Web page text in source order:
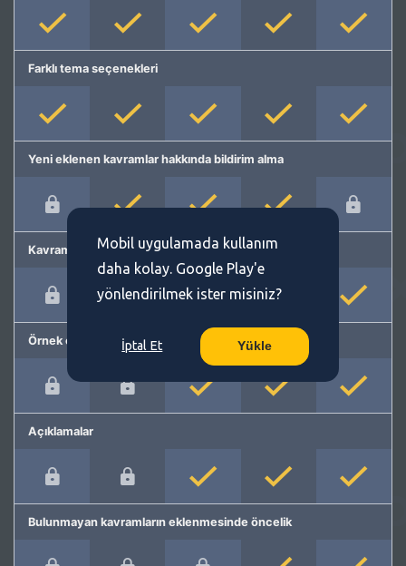
Farklı tema seçenekleri
Yeni eklenen kavramlar hakkında bildirim alma
Kavram önerme
Örnek cümleler
Açıklamalar
Bulunmayan kavramların eklenmesinde öncelik
Mobil uygulamada kullanım
daha kolay. Google Play'e
yönlendirilmek ister misiniz?
İptal Et Yükle